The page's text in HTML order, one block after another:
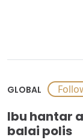
GLOBAL
Ibu hantar
balai polis